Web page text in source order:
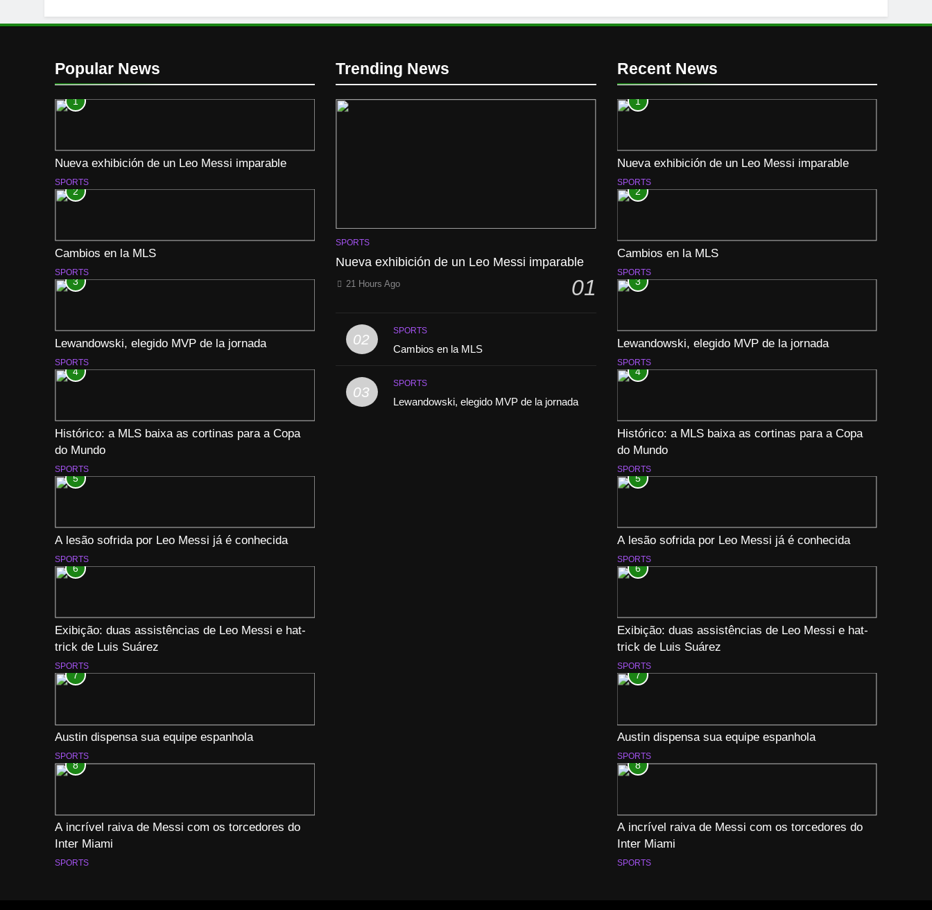
Popular News
1
Nueva exhibición de un Leo Messi imparable
SPORTS
2
Cambios en la MLS
SPORTS
3
Lewandowski, elegido MVP de la jornada
SPORTS
4
Histórico: a MLS baixa as cortinas para a Copa
do Mundo
SPORTS
5
A lesão sofrida por Leo Messi já é conhecida
SPORTS
6
Exibição: duas assistências de Leo Messi e hat-
trick de Luis Suárez
SPORTS
7
Austin dispensa sua equipe espanhola
SPORTS
8
A incrível raiva de Messi com os torcedores do
Inter Miami
SPORTS
Trending News
SPORTS
Nueva exhibición de un Leo Messi imparable
01
21 Hours Ago
02
SPORTS
Cambios en la MLS
03
SPORTS
Lewandowski, elegido MVP de la jornada
Recent News
1
Nueva exhibición de un Leo Messi imparable
SPORTS
2
Cambios en la MLS
SPORTS
3
Lewandowski, elegido MVP de la jornada
SPORTS
4
Histórico: a MLS baixa as cortinas para a Copa
do Mundo
SPORTS
5
A lesão sofrida por Leo Messi já é conhecida
SPORTS
6
Exibição: duas assistências de Leo Messi e hat-
trick de Luis Suárez
SPORTS
7
Austin dispensa sua equipe espanhola
SPORTS
8
A incrível raiva de Messi com os torcedores do
Inter Miami
SPORTS